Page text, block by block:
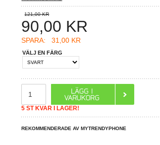
121,00 KR
90,00 KR
SPARA: 31,00 KR
VÄLJ EN FÄRG
5 ST KVAR I LAGER!
REKOMMENDERADE AV MYTRENDYPHONE